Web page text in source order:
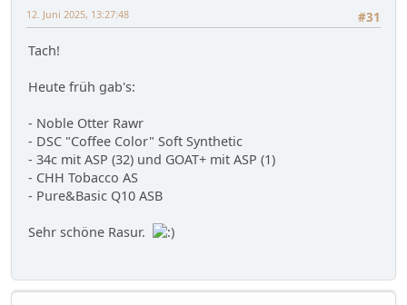
#31
12. Juni 2025, 13:27:48
Tach!
Heute früh gab's:
- Noble Otter Rawr
- DSC "Coffee Color" Soft Synthetic
- 34c mit ASP (32) und GOAT+ mit ASP (1)
- CHH Tobacco AS
- Pure&Basic Q10 ASB
Sehr schöne Rasur.